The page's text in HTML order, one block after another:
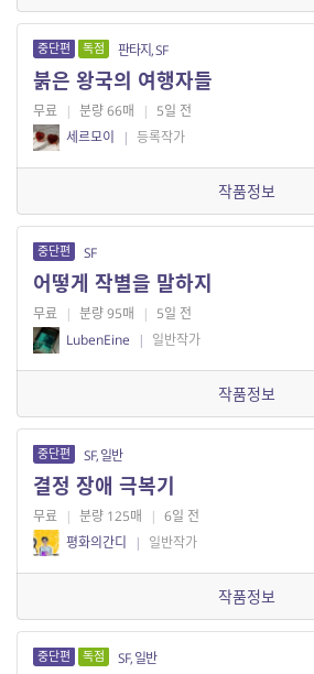
중단편 독점 판타지, SF
붉은 왕국의 여행자들
무료 | 분량 66매 | 5일 전
세르모이
| 등록작가
작품정보
중단편 SF
어떻게 작별을 말하지
무료 | 분량 95매 | 5일 전
LubenEine
| 일반작가
작품정보
중단편 SF, 일반
결정 장애 극복기
무료 | 분량 125매 | 6일 전
평화의간디
| 일반작가
작품정보
중단편 독점 SF, 일반